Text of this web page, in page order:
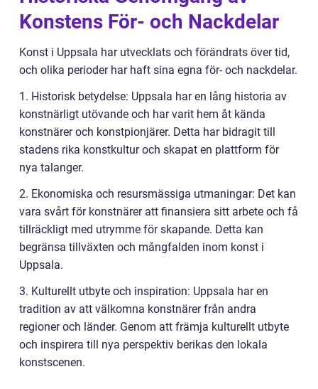
Konstens För- och Nackdelar
Konst i Uppsala har utvecklats och förändrats över tid,
och olika perioder har haft sina egna för- och nackdelar.
1. Historisk betydelse: Uppsala har en lång historia av
konstnärligt utövande och har varit hem åt kända
konstnärer och konstpionjärer. Detta har bidragit till
stadens rika konstkultur och skapat en plattform för
nya talanger.
2. Ekonomiska och resursmässiga utmaningar: Det kan
vara svårt för konstnärer att finansiera sitt arbete och få
tillräckligt med utrymme för skapande. Detta kan
begränsa tillväxten och mångfalden inom konst i
Uppsala.
3. Kulturellt utbyte och inspiration: Uppsala har en
tradition av att välkomna konstnärer från andra
regioner och länder. Genom att främja kulturellt utbyte
och inspirera till nya perspektiv berikas den lokala
konstscenen.